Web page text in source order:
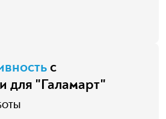
с
для "Галамарт"